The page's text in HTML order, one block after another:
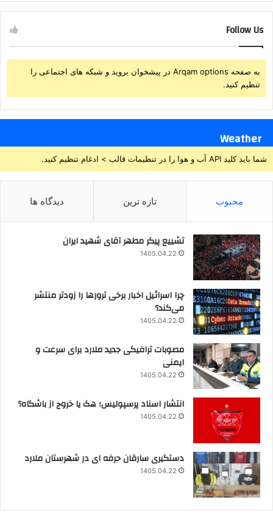
Follow Us
به صفحه Arqam options در پیشخوان بروید و شبکه های اجتماعی را
تنظیم کنید.
Weather
شما باید کلید API آب و هوا را در تنظیمات قالب > ادغام تنظیم کنید.
محبوب تازه ترین دیدگاه ها
تشییع پیکر مطهر آقای شهید ایران
1405.04.22
چرا اسرائیل اخبار برخی ترورها را زودتر منتشر
می‌کند؟
1405.04.22
مصوبات ترافیکی جدید ملارد برای سرعت و
ایمنی
1405.04.22
انتشار اسناد پرسپولیس؛ هک یا خروج از باشگاه؟
1405.04.22
دستگیری سارقان حرفه ای در شهرستان ملارد
1405.04.22